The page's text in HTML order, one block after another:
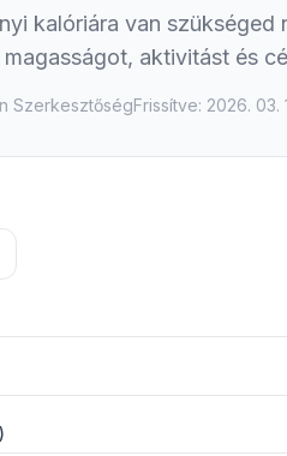
kalóriára van
aktivitást és
SzerkesztőségFrissítve: 2026. 03.